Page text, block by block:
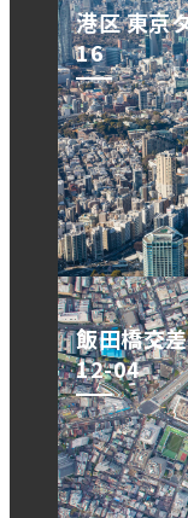
港区 東京
16
飯田橋交
12-04